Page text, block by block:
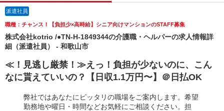
派遣社員
職種：チャンス！【負担少×高時給】シニア向けマンションのSTAFF募集
株式会社kotrio /●TN-H-1849344の介護職・ヘルパーの求人情報詳
細（派遣社員） - 和歌山市
≪！見逃し厳禁！≫えっ！負担が少ないのに、こん
なに貰えていいの？【日収1.1万円〜】＠日払OK
弊社ではあなたにピッタリの職場をご案内します。希望
勤務地や曜日・時間などお気軽にご相談ください。担